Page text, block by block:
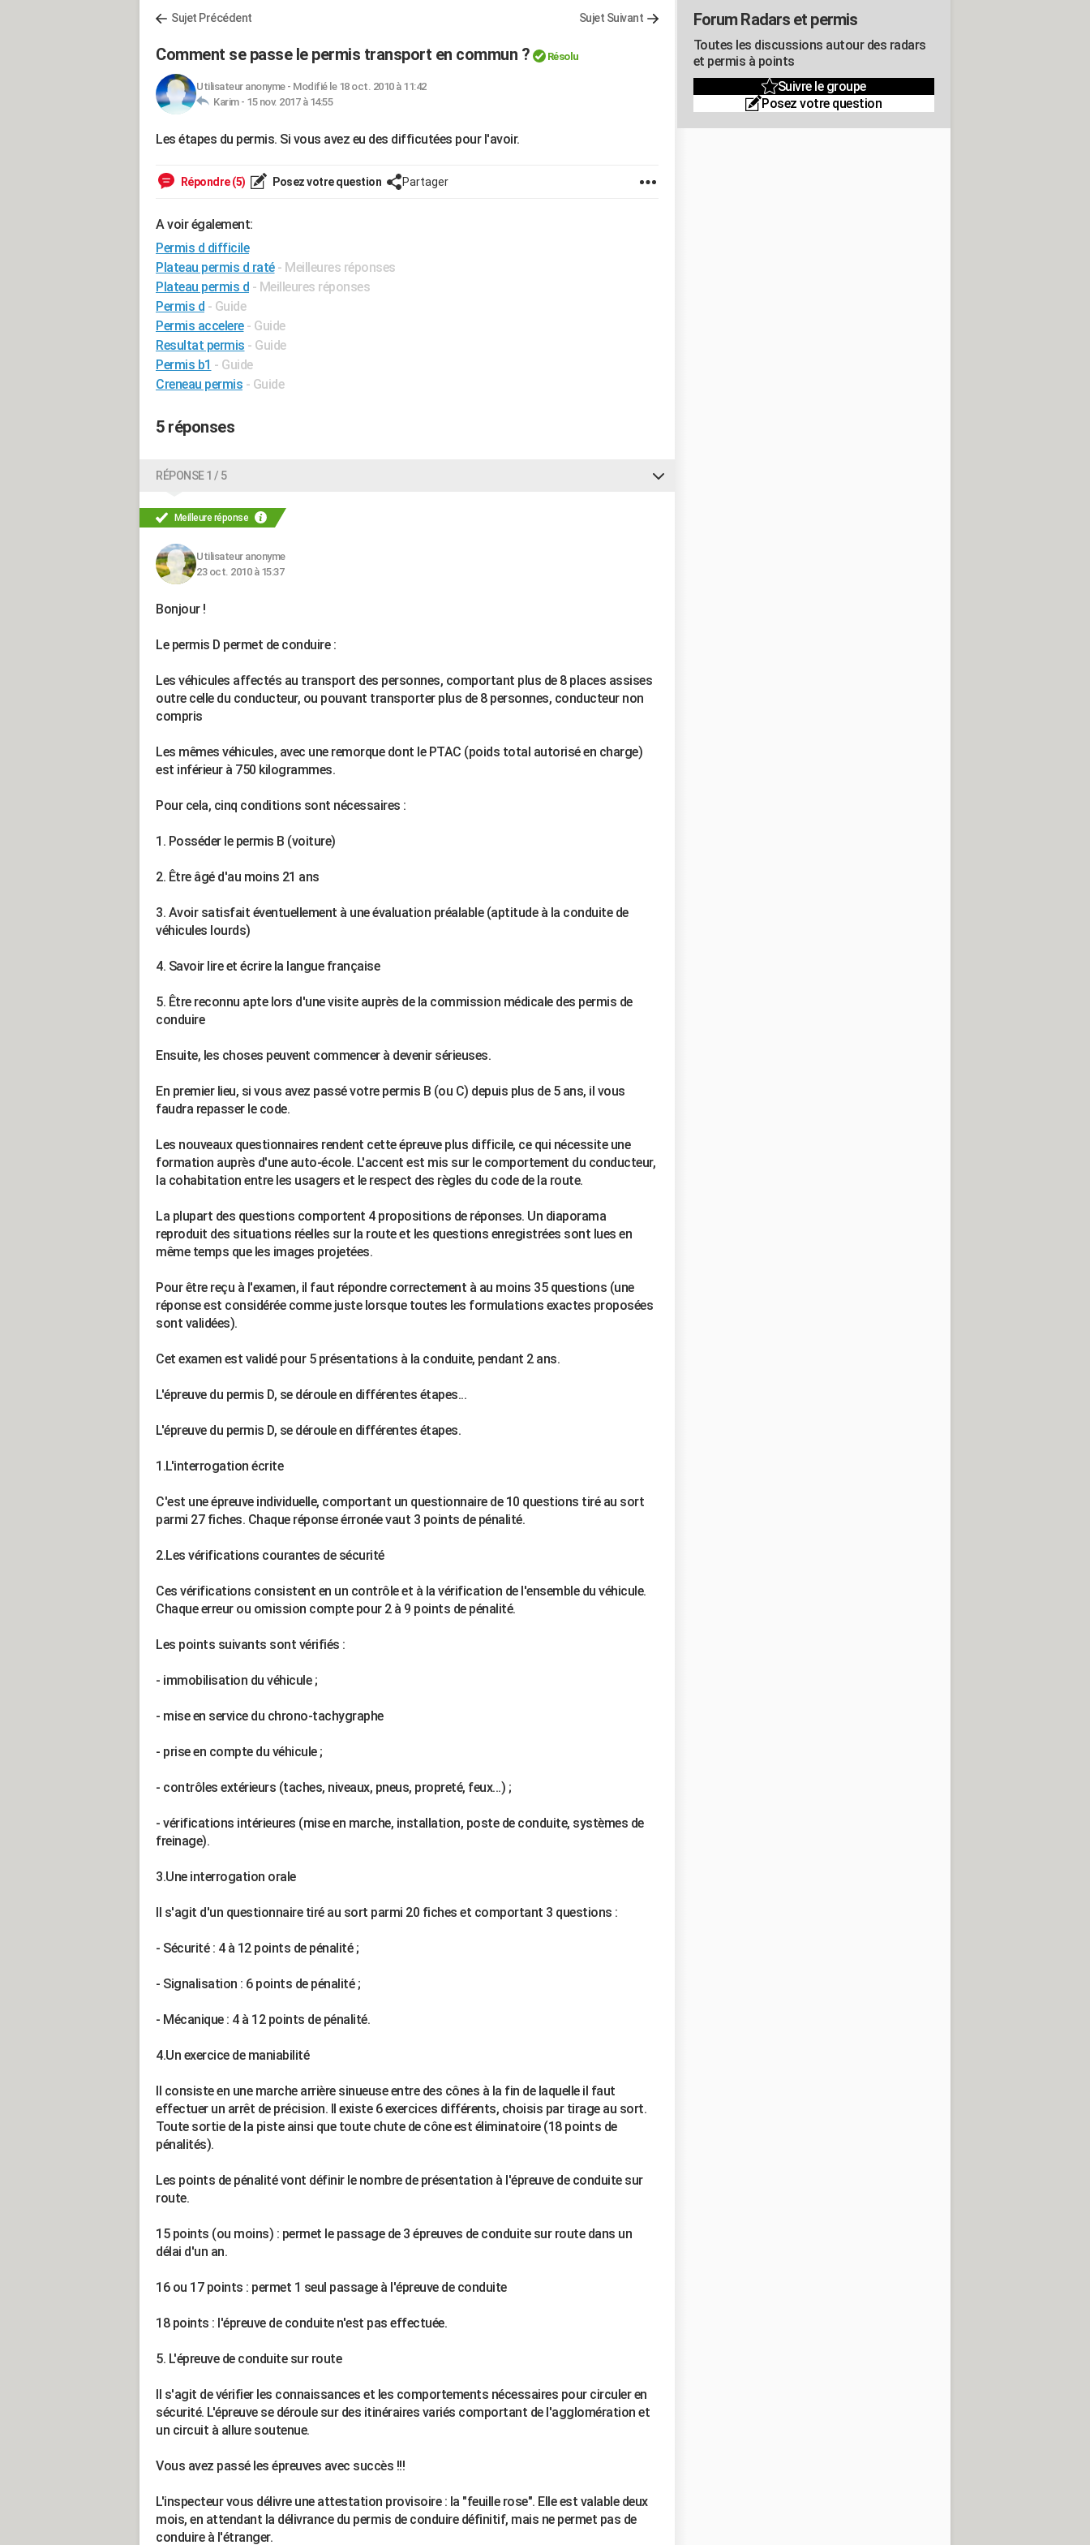
Sujet Précédent Sujet Suivant
Comment se passe le permis transport en commun ? Résolu
Utilisateur anonyme- Modifié le 18 oct. 2010 à 11:42
Karim - 15 nov. 2017 à 14:55
Les étapes du permis. Si vous avez eu des difficutées pour l'avoir.
Répondre (5) Posez votre question Partager
A voir également:
Permis d difficile
Plateau permis d raté - Meilleures réponses
Plateau permis d - Meilleures réponses
Permis d - Guide
Permis accelere - Guide
Resultat permis - Guide
Permis b1 - Guide
Creneau permis - Guide
5 réponses
RÉPONSE 1 / 5
Meilleure réponse
Utilisateur anonyme
23 oct. 2010 à 15:37
Bonjour !
Le permis D permet de conduire :
Les véhicules affectés au transport des personnes, comportant plus de 8 places assises
outre celle du conducteur, ou pouvant transporter plus de 8 personnes, conducteur non
compris
Les mêmes véhicules, avec une remorque dont le PTAC (poids total autorisé en charge)
est inférieur à 750 kilogrammes.
Pour cela, cinq conditions sont nécessaires :
1. Posséder le permis B (voiture)
2. Être âgé d'au moins 21 ans
3. Avoir satisfait éventuellement à une évaluation préalable (aptitude à la conduite de
véhicules lourds)
4. Savoir lire et écrire la langue française
5. Être reconnu apte lors d'une visite auprès de la commission médicale des permis de
conduire
Ensuite, les choses peuvent commencer à devenir sérieuses.
En premier lieu, si vous avez passé votre permis B (ou C) depuis plus de 5 ans, il vous
faudra repasser le code.
Les nouveaux questionnaires rendent cette épreuve plus difficile, ce qui nécessite une
formation auprès d'une auto-école. L'accent est mis sur le comportement du conducteur,
la cohabitation entre les usagers et le respect des règles du code de la route.
La plupart des questions comportent 4 propositions de réponses. Un diaporama
reproduit des situations réelles sur la route et les questions enregistrées sont lues en
même temps que les images projetées.
Pour être reçu à l'examen, il faut répondre correctement à au moins 35 questions (une
réponse est considérée comme juste lorsque toutes les formulations exactes proposées
sont validées).
Cet examen est validé pour 5 présentations à la conduite, pendant 2 ans.
L'épreuve du permis D, se déroule en différentes étapes...
L'épreuve du permis D, se déroule en différentes étapes.
1.L'interrogation écrite
C'est une épreuve individuelle, comportant un questionnaire de 10 questions tiré au sort
parmi 27 fiches. Chaque réponse érronée vaut 3 points de pénalité.
2.Les vérifications courantes de sécurité
Ces vérifications consistent en un contrôle et à la vérification de l'ensemble du véhicule.
Chaque erreur ou omission compte pour 2 à 9 points de pénalité.
Les points suivants sont vérifiés :
- immobilisation du véhicule ;
- mise en service du chrono-tachygraphe
- prise en compte du véhicule ;
- contrôles extérieurs (taches, niveaux, pneus, propreté, feux...) ;
- vérifications intérieures (mise en marche, installation, poste de conduite, systèmes de
freinage).
3.Une interrogation orale
Il s'agit d'un questionnaire tiré au sort parmi 20 fiches et comportant 3 questions :
- Sécurité : 4 à 12 points de pénalité ;
- Signalisation : 6 points de pénalité ;
- Mécanique : 4 à 12 points de pénalité.
4.Un exercice de maniabilité
Il consiste en une marche arrière sinueuse entre des cônes à la fin de laquelle il faut
effectuer un arrêt de précision. Il existe 6 exercices différents, choisis par tirage au sort.
Toute sortie de la piste ainsi que toute chute de cône est éliminatoire (18 points de
pénalités).
Les points de pénalité vont définir le nombre de présentation à l'épreuve de conduite sur
route.
15 points (ou moins) : permet le passage de 3 épreuves de conduite sur route dans un
délai d'un an.
16 ou 17 points : permet 1 seul passage à l'épreuve de conduite
18 points : l'épreuve de conduite n'est pas effectuée.
5. L'épreuve de conduite sur route
Il s'agit de vérifier les connaissances et les comportements nécessaires pour circuler en
sécurité. L'épreuve se déroule sur des itinéraires variés comportant de l'agglomération et
un circuit à allure soutenue.
Vous avez passé les épreuves avec succès !!!
L'inspecteur vous délivre une attestation provisoire : la "feuille rose". Elle est valable deux
mois, en attendant la délivrance du permis de conduire définitif, mais ne permet pas de
conduire à l'étranger.
Forum Radars et permis
Toutes les discussions autour des radars
et permis à points
Suivre le groupe
Posez votre question